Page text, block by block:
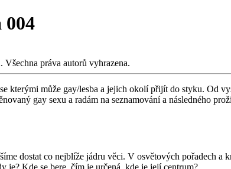
004
práva autorů vyhrazena.
kterými může gay/lesba a jejich okolí přijít do styku. Od
gay sexu a radám na seznamování a následného
dostat co nejblíže jádru věci. V osvětových pořadech a